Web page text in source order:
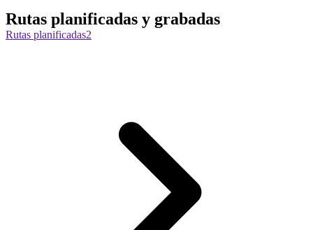
Rutas planificadas y grabadas
Rutas planificadas2